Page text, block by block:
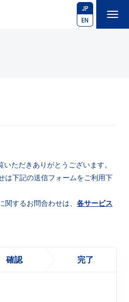
JP
EN
ただきありがとうございます。
は下記の送信フォームをご利用下
関するお問合わせは、 各サービス
確認 完了